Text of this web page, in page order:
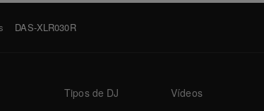
DAS-XLR030R
Tipos de DJ Vídeos